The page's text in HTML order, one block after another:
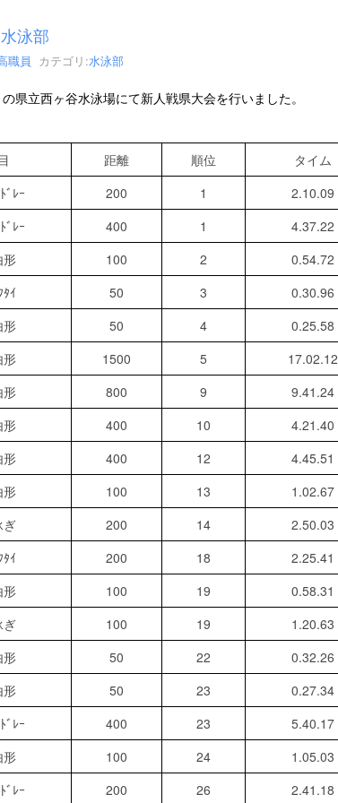
泳部
職員 カテゴリ:水泳部
県立西ヶ谷水泳場にて新人戦県大会を行いました。
距離 順位 タイム
ﾞﾚｰ 200 1 2.10.09
ﾞﾚｰ 400 1 4.37.22
形 100 2 0.54.72
ｲ 50 3 0.30.96
形 50 4 0.25.58
形 1500 5 17.02.12
形 800 9 9.41.24
形 400 10 4.21.40
形 400 12 4.45.51
形 100 13 1.02.67
ぎ 200 14 2.50.03
ｲ 200 18 2.25.41
形 100 19 0.58.31
ぎ 100 19 1.20.63
形 50 22 0.32.26
形 50 23 0.27.34
ﾞﾚｰ 400 23 5.40.17
形 100 24 1.05.03
ﾞﾚｰ 200 26 2.41.18